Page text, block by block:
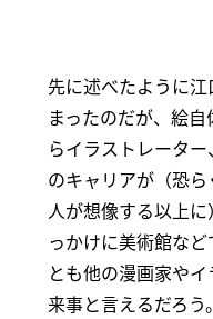
先に述べたように
まったのだが、絵
らイラストレータ
のキャリアが（恐
人が想像する以上
っかけに美術館な
とも他の漫画家や
来事と言えるだろ